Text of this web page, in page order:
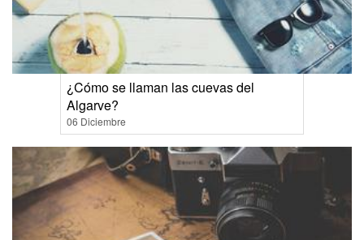
¿Cómo se llaman las cuevas del
Algarve?
06 Diciembre